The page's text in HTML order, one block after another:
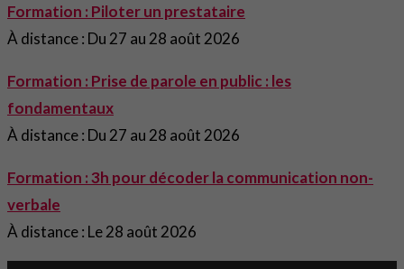
Formation : Piloter un prestataire
À distance : Du 27 au 28 août 2026
Formation : Prise de parole en public : les
fondamentaux
À distance : Du 27 au 28 août 2026
Formation : 3h pour décoder la communication non-
verbale
À distance : Le 28 août 2026